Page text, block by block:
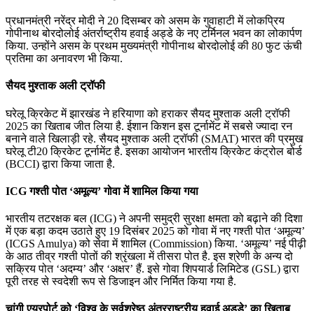
प्रधानमंत्री नरेंद्र मोदी ने 20 दिसम्बर को असम के गुवाहाटी में लोकप्रिय
गोपीनाथ बोरदोलोई अंतर्राष्‍ट्रीय हवाई अड्डे के नए टर्मिनल भवन का लोकार्पण
किया. उन्‍होंने असम के प्रथम मुख्‍यमंत्री गोपीनाथ बोरदोलोई की 80 फुट ऊंची
प्रतिमा का अनावरण भी किया.
सैयद मुश्ताक अली ट्रॉफी
घरेलू क्रिकेट में झारखंड ने हरियाणा को हराकर सैयद मुश्ताक अली ट्रॉफी
2025 का खिताब जीत लिया है. ईशान किशन इस टूर्नामेंट में सबसे ज्यादा रन
बनाने वाले खिलाड़ी रहे. सैयद मुश्ताक अली ट्रॉफी (SMAT) भारत की प्रमुख
घरेलू टी20 क्रिकेट टूर्नामेंट है. इसका आयोजन भारतीय क्रिकेट कंट्रोल बोर्ड
(BCCI) द्वारा किया जाता है.
ICG गश्ती पोत ‘अमूल्य’ गोवा में शामिल किया गया
भारतीय तटरक्षक बल (ICG) ने अपनी समुद्री सुरक्षा क्षमता को बढ़ाने की दिशा
में एक बड़ा कदम उठाते हुए 19 दिसंबर 2025 को गोवा में नए गश्ती पोत ‘अमूल्य’
(ICGS Amulya) को सेवा में शामिल (Commission) किया. ‘अमूल्य’ नई पीढ़ी
के आठ तीव्र गश्ती पोतों की श्रृंखला में तीसरा पोत है. इस श्रेणी के अन्य दो
सक्रिय पोत ‘अदम्य’ और ‘अक्षर’ हैं. इसे गोवा शिपयार्ड लिमिटेड (GSL) द्वारा
पूरी तरह से स्वदेशी रूप से डिजाइन और निर्मित किया गया है.